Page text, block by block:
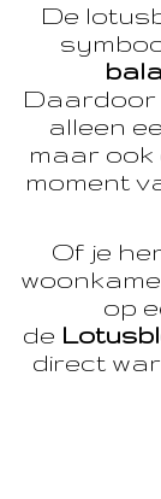
De
Daardoor
alleen
maar ook
moment
Of je
op
de
direct